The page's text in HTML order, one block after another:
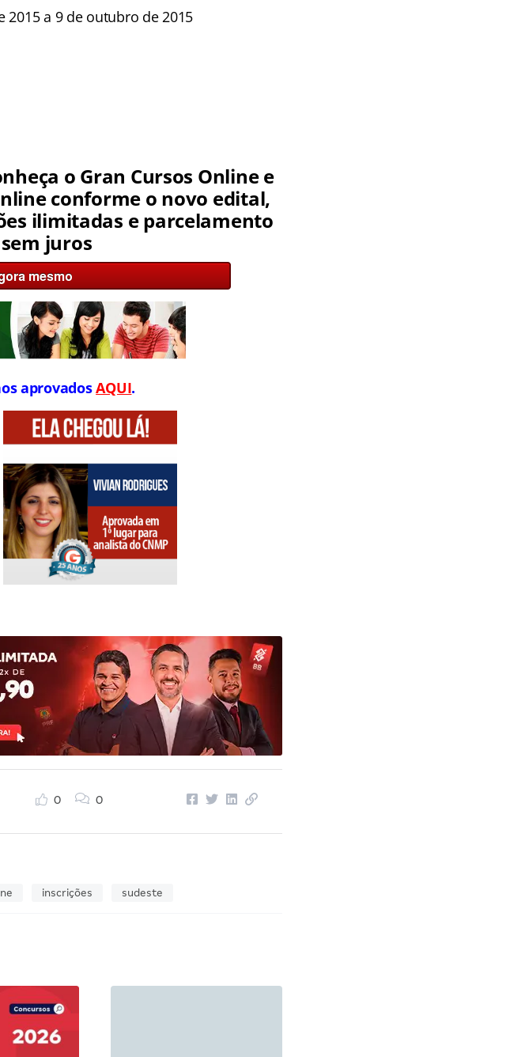
2015 a 9 de outubro de 2015
o Gran Cursos Online e
conforme o novo edital,
ilimitadas e parcelamento
juros
aprovadosAQUI.
0 0
inscrições sudeste